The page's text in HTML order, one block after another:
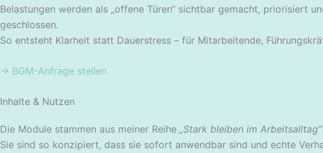
Belastungen werden als „offene Türen“ sichtbar gemacht, priorisiert
geschlossen.
So entsteht Klarheit statt Dauerstress – für Mitarbeitende,
→ BGM-Anfrage stellen
Inhalte & Nutzen
Die Module stammen aus meiner Reihe „Stark bleiben im Arbeitsalltag“.
Sie sind so konzipiert, dass sie sofort anwendbar sind und echte